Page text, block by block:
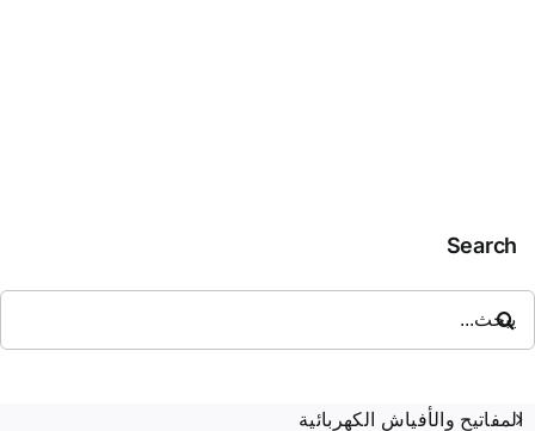
Search
عن:
المفاتيح والأفياش الكهربائية